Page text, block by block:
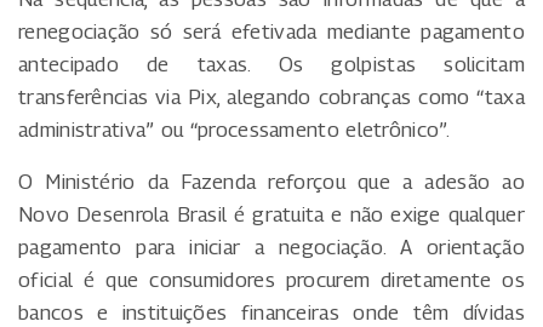
renegociação só será efetivada mediante pagamento
antecipado de taxas. Os golpistas solicitam
transferências via Pix, alegando cobranças como “taxa
administrativa” ou “processamento eletrônico”.
O Ministério da Fazenda reforçou que a adesão ao
Novo Desenrola Brasil é gratuita e não exige qualquer
pagamento para iniciar a negociação. A orientação
oficial é que consumidores procurem diretamente os
bancos e instituições financeiras onde têm dívidas